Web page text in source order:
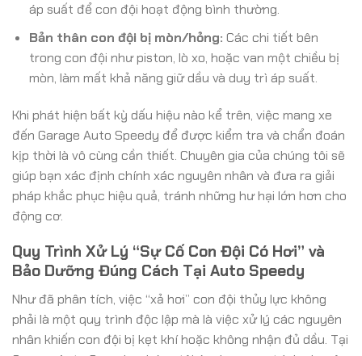
áp suất để con đội hoạt động bình thường.
Bản thân con đội bị mòn/hỏng: Các chi tiết bên
trong con đội như piston, lò xo, hoặc van một chiều bị
mòn, làm mất khả năng giữ dầu và duy trì áp suất.
Khi phát hiện bất kỳ dấu hiệu nào kể trên, việc mang xe
đến Garage Auto Speedy để được kiểm tra và chẩn đoán
kịp thời là vô cùng cần thiết. Chuyên gia của chúng tôi sẽ
giúp bạn xác định chính xác nguyên nhân và đưa ra giải
pháp khắc phục hiệu quả, tránh những hư hại lớn hơn cho
động cơ.
Quy Trình Xử Lý “Sự Cố Con Đội Có Hơi” và
Bảo Dưỡng Đúng Cách Tại Auto Speedy
Như đã phân tích, việc “xả hơi” con đội thủy lực không
phải là một quy trình độc lập mà là việc xử lý các nguyên
nhân khiến con đội bị kẹt khí hoặc không nhận đủ dầu. Tại